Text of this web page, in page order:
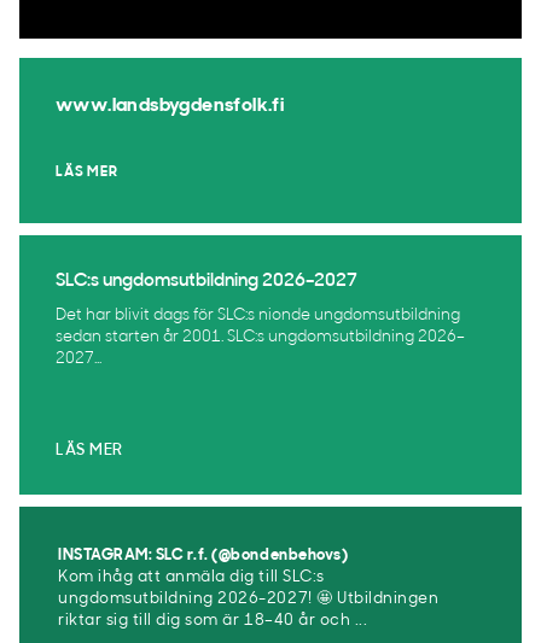
www.landsbygdensfolk.fi
LÄS MER
SLC:s ungdomsutbildning 2026–2027
Det har blivit dags för SLC:s nionde ungdomsutbildning
sedan starten år 2001. SLC:s ungdomsutbildning 2026–
2027...
LÄS MER
INSTAGRAM: SLC r.f. (@bondenbehovs)
Kom ihåg att anmäla dig till SLC:s
ungdomsutbildning 2026-2027! 🤩 Utbildningen
riktar sig till dig som är 18–40 år och ...